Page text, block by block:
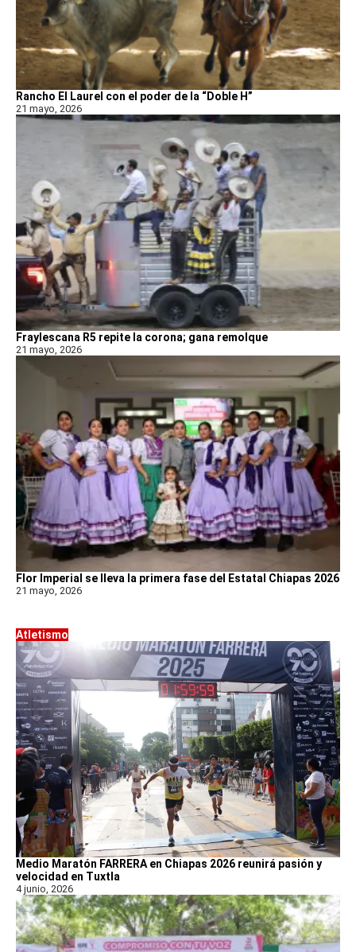
Rancho El Laurel con el poder de la “Doble H”
21 mayo, 2026
Fraylescana R5 repite la corona; gana remolque
21 mayo, 2026
Flor Imperial se lleva la primera fase del Estatal Chiapas 2026
21 mayo, 2026
Atletismo
Medio Maratón FARRERA en Chiapas 2026 reunirá pasión y
velocidad en Tuxtla
4 junio, 2026